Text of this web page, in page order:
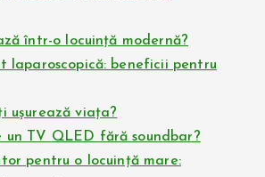
într-o locuință modernă?
laparoscopică: beneficii pentru
ușurează viața?
un TV QLED fără soundbar?
pentru o locuință mare: